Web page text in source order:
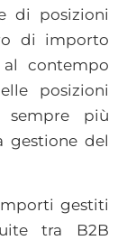
di posizioni
di importo
contempo
posizioni
più
gestione del
gestiti
tra B2B